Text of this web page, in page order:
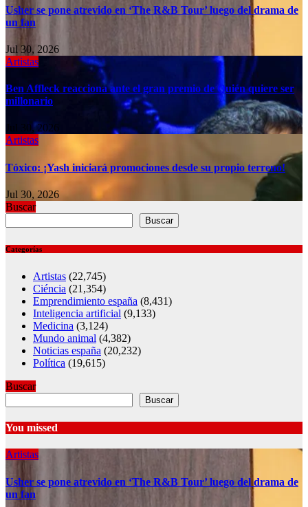
Usher se pone atrevido en ‘The R&B Tour’ luego del drama de
un fan
Jul 30, 2026
Artistas
Ben Affleck reacciona ante el gran premio de Quién quiere ser
millonario
Jul 30, 2026
Artistas
Tóxico: ¡Yash iniciará promociones desde su propio terreno!
Jul 30, 2026
Buscar
Buscar
Categorías
Artistas (22,745)
Ciéncia (21,354)
Emprendimiento españa (8,431)
Inteligencia artificial (9,133)
Medicina (3,124)
Mundo animal (4,382)
Noticias españa (20,232)
Política (19,615)
Buscar
Buscar
You missed
Artistas
Usher se pone atrevido en ‘The R&B Tour’ luego del drama de
un fan